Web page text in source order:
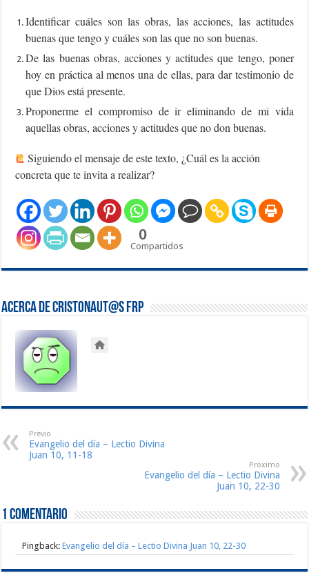
Identificar cuáles son las obras, las acciones, las actitudes
buenas que tengo y cuáles son las que no son buenas.
De las buenas obras, acciones y actitudes que tengo, poner
hoy en práctica al menos una de ellas, para dar testimonio de
que Dios está presente.
Proponerme el compromiso de ir eliminando de mi vida
aquellas obras, acciones y actitudes que no don buenas.
Siguiendo el mensaje de este texto, ¿Cuál es la acción
concreta que te invita a realizar?
0
Compartidos
Acerca de Cristonaut@s FRP
Previo
Evangelio del día – Lectio Divina
Juan 10, 11-18
Proximo
Evangelio del día – Lectio Divina
Juan 10, 22-30
1 comentario
Pingback:Evangelio del día – Lectio Divina Juan 10, 22-30